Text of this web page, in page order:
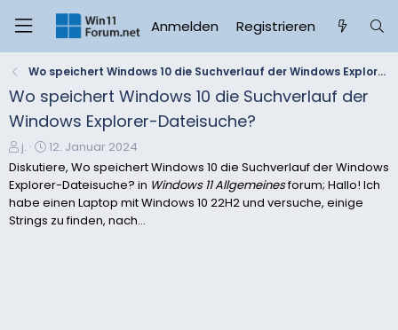
Anmelden Registrieren
Wo speichert Windows 10 die Suchverlauf der Windows Explorer-Dateisuche?
Wo speichert Windows 10 die Suchverlauf der
Windows Explorer-Dateisuche?
E
r
s
t
e
j.
E
r
s
t
e
12. Januar 2024
Diskutiere, Wo speichert Windows 10 die Suchverlauf der Windows
Explorer-Dateisuche? in Windows 11 Allgemeinesforum; Hallo! Ich
habe einen Laptop mit Windows 10 22H2 und versuche, einige
Strings zu finden, nach...